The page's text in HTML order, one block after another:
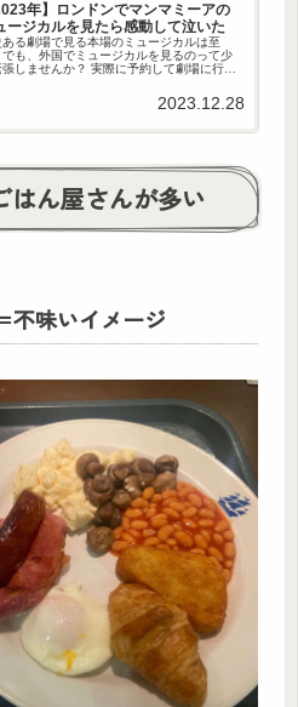
年】ロンドンでマンマミーアの
ージカルを見たら感動して泣いた
ある劇場で見る本場のミュージカルは至
でも、外国でミュージカルを見るのって少
張しませんか？ 実際に予約して劇場に行っ
約方法、劇場の雰囲気、トイレ、服装など
紹介します(^^) 円安も重なりチケットはお高
っています！
2023.12.28
はん屋さんが多い
不味いイメージ